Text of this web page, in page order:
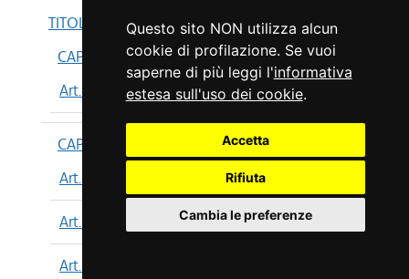
Questo sito NON utilizza alcun
cookie di profilazione. Se vuoi
saperne di più leggi l'informativa
estesa sull'uso dei cookie.
Accetta
Rifiuta
Cambia le preferenze
TITOLO I
CAPO I
Art. 199
CAPO II
Art. 200
Art. 201
Art. 202